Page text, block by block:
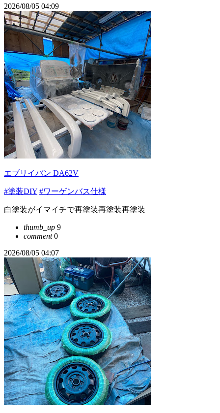
2026/08/05 04:09
エブリイバン DA62V
#塗装DIY #ワーゲンバス仕様
白塗装がイマイチで再塗装再塗装再塗装
thumb_up 9
comment0
2026/08/05 04:07